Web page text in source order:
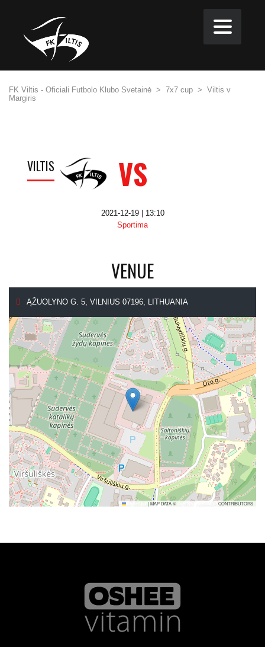
FK Viltis - Oficiali Futbolo Klubo Svetainė > 7x7 cup > Viltis v
Margiris
VILTIS VS
2021-12-19 | 13:10
Sportima
VENUE
ĄŽUOLYNO G. 5, VILNIUS 07196, LITHUANIA
|MAP DATA © CONTRIBUTORS